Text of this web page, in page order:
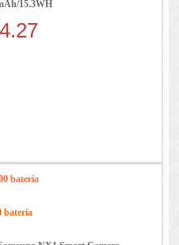
15.3WH
batería